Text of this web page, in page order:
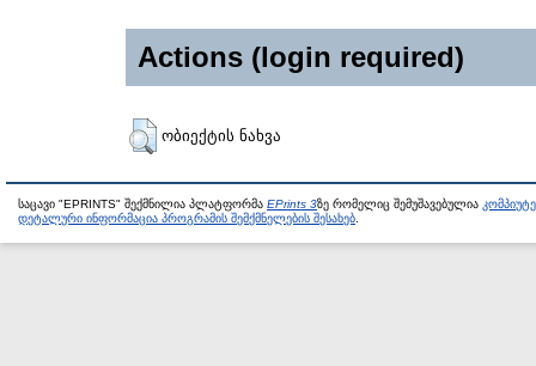
Actions (login required)
ობიექტის ნახვა
საცავი "EPRINTS" შექმნილია პლატფორმა EPrints 3ზე რომელიც შემუშავებულია
დეტალური ინფორმაცია პროგრამის შემქმნელების შესახებ.